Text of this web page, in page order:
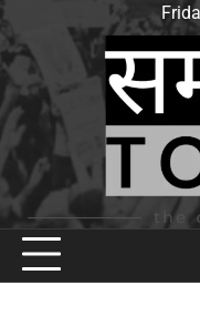
Skip
to
content